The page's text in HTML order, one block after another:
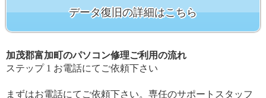
データ復旧の詳細はこちら
加茂郡富加町のパソコン修理ご利用の流れ
ステップ 1 お電話にてご依頼下さい
まずはお電話にてご依頼下さい。専任のサポートスタッフ